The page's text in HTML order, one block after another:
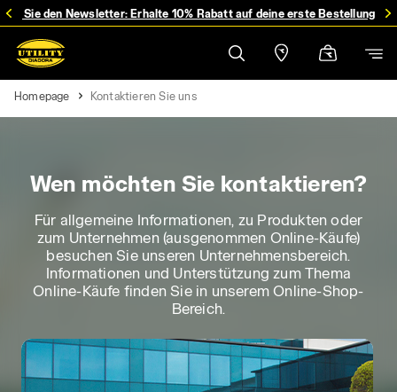
Sie den Newsletter: Erhalte 10% Rabatt auf deine erste Bestellung
Homepage Kontaktieren Sie uns
Wen möchten Sie kontaktieren?
Für allgemeine Informationen, zu Produkten oder
zum Unternehmen (ausgenommen Online-Käufe)
besuchen Sie unseren Unternehmensbereich.
Informationen und Unterstützung zum Thema
Online-Käufe finden Sie in unserem Online-Shop-
Bereich.